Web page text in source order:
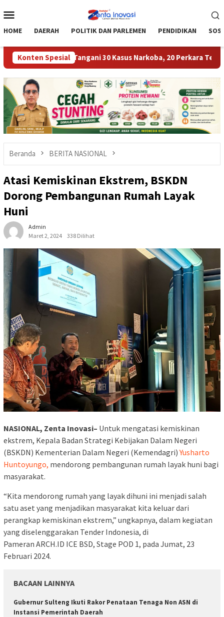
ke
Mobile
HOME DAERAH POLITIK DAN PARLEMEN PENDIDIKAN
Konten Spesial
Moutong Tangani 30 Kasus Narkoba, 20 Perkara Telah P21
Beranda BERITA NASIONAL
Atasi Kemiskinan Ekstrem, BSKDN
Dorong Pembangunan Rumah Layak
Huni
Admin
Maret 2, 2024
338 Dilihat
NASIONAL, Zenta Inovasi– Untuk mengatasi kemiskinan
ekstrem, Kepala Badan Strategi Kebijakan Dalam Negeri
(BSKDN) Kementerian Dalam Negeri (Kemendagri)Yusharto
Huntoyungo, mendorong pembangunan rumah layak huni bagi
masyarakat.
“Kita mendorong rumah yang layak dihuni ini menjadi salah
satu aset yang menjadikan masyarakat kita keluar dari
perangkap kemiskinan ekstrem,” ungkapnya, dalam kegiatan
yang diselenggarakan Tender Indonesia, di
Pameran ARCH.ID ICE BSD, Stage POD 1, pada Jumat, 23
Februari 2024.
BACAAN LAINNYA
Gubernur Sulteng Ikuti Rakor Penataan Tenaga Non ASN di
Instansi Pemerintah Daerah